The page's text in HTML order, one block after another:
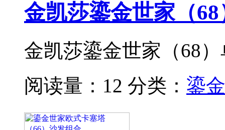
金凯莎鎏金世家（
金凯莎鎏金世家（68
阅读量：12 分类： 鎏